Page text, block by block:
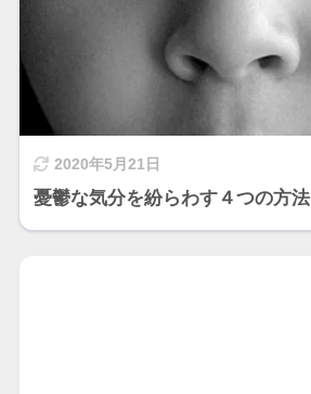
2020年5月21日
憂鬱な気分を紛らわす４つの方法